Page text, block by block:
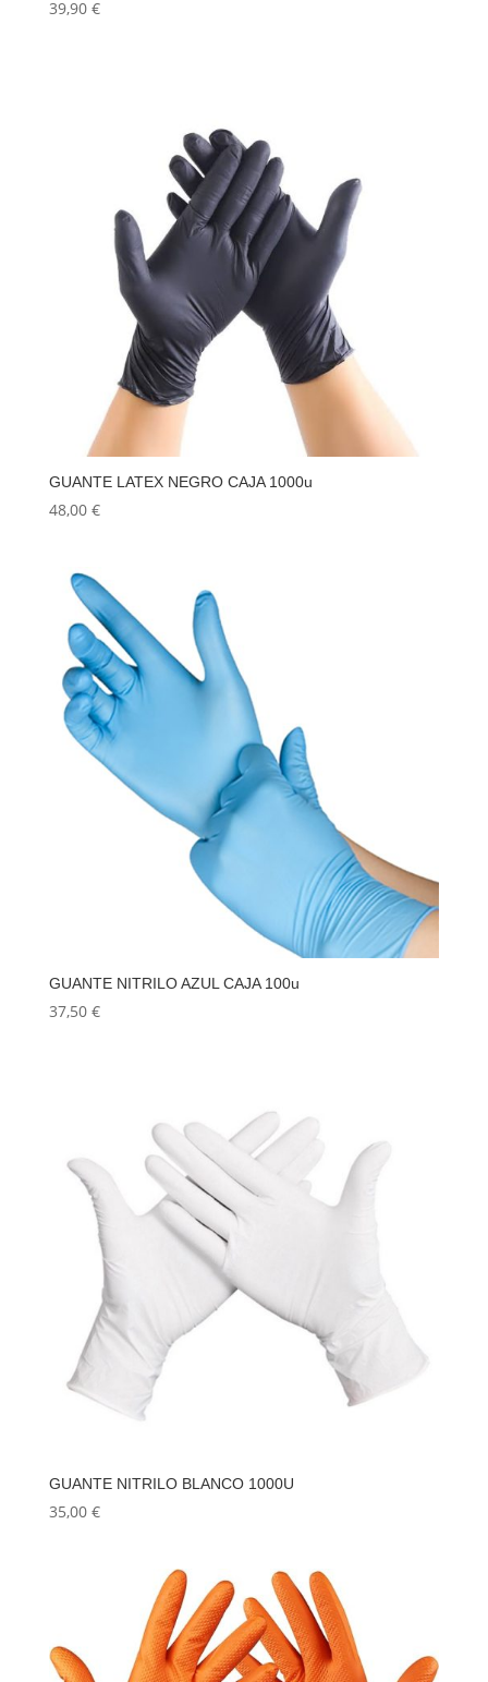
39,90 €
GUANTE LATEX NEGRO CAJA 1000u
48,00 €
GUANTE NITRILO AZUL CAJA 100u
37,50 €
GUANTE NITRILO BLANCO 1000U
35,00 €